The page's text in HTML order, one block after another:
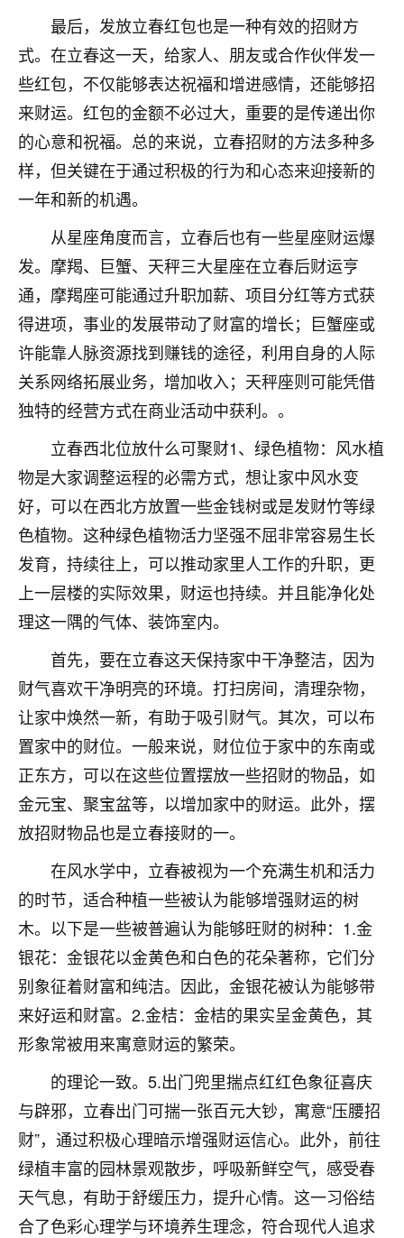
最后，发放立春红包也是一种有效的招财方
式。在立春这一天，给家人、朋友或合作伙伴发一
些红包，不仅能够表达祝福和增进感情，还能够招
来财运。红包的金额不必过大，重要的是传递出你
的心意和祝福。总的来说，立春招财的方法多种多
样，但关键在于通过积极的行为和心态来迎接新的
一年和新的机遇。
从星座角度而言，立春后也有一些星座财运爆
发。摩羯、巨蟹、天秤三大星座在立春后财运亨
通，摩羯座可能通过升职加薪、项目分红等方式获
得进项，事业的发展带动了财富的增长；巨蟹座或
许能靠人脉资源找到赚钱的途径，利用自身的人际
关系网络拓展业务，增加收入；天秤座则可能凭借
独特的经营方式在商业活动中获利。。
立春西北位放什么可聚财1、绿色植物：风水植
物是大家调整运程的必需方式，想让家中风水变
好，可以在西北方放置一些金钱树或是发财竹等绿
色植物。这种绿色植物活力坚强不屈非常容易生长
发育，持续往上，可以推动家里人工作的升职，更
上一层楼的实际效果，财运也持续。并且能净化处
理这一隅的气体、装饰室内。
首先，要在立春这天保持家中干净整洁，因为
财气喜欢干净明亮的环境。打扫房间，清理杂物，
让家中焕然一新，有助于吸引财气。其次，可以布
置家中的财位。一般来说，财位位于家中的东南或
正东方，可以在这些位置摆放一些招财的物品，如
金元宝、聚宝盆等，以增加家中的财运。此外，摆
放招财物品也是立春接财的一。
在风水学中，立春被视为一个充满生机和活力
的时节，适合种植一些被认为能够增强财运的树
木。以下是一些被普遍认为能够旺财的树种：1.金
银花：金银花以金黄色和白色的花朵著称，它们分
别象征着财富和纯洁。因此，金银花被认为能够带
来好运和财富。2.金桔：金桔的果实呈金黄色，其
形象常被用来寓意财运的繁荣。
的理论一致。5.出门兜里揣点红红色象征喜庆
与辟邪，立春出门可揣一张百元大钞，寓意“压腰招
财”，通过积极心理暗示增强财运信心。此外，前往
绿植丰富的园林景观散步，呼吸新鲜空气，感受春
天气息，有助于舒缓压力，提升心情。这一习俗结
合了色彩心理学与环境养生理念，符合现代人追求
的，把我们两口子愁的不行，朋友给我推荐的慧来老
师，一开始我是病急乱投医，这半年来，法事一个个
做完，我女儿跟变了个人一样，不期望她能考多好的
大学，只要能安安稳稳的把书读了，身体心理都健健
康康的我就很知足了！
鹿森：可怜天下父母心啊！
3小时前 来自河北
付深
我是公司人事调整，有升迁机会，但同时竞争的我们
三个，找老师的时候是抱着侥幸心理，没想到老师看
着我晋升有望，我半信半疑的按照老师建议，做了化
太岁还有一个发钱粮，本来年前的人事调整，拖到年
后，我以为都没戏了，结果开年一上班，开会提拔升
职第一个就是我，职务无所谓，主要是底薪加了
3000，非常开心，无论如何，感恩感谢！🙏🏻
12小时前 来自北京 32
心心相印
我身体不太好，总是病病殃殃的，去检查又没什么大
问题，反正就是不舒服。中医西医看遍了，找不到问
题，后来无意中看到有人推荐慧来老师，跟老师聊过
之后，心情豁然开朗，也听老师建议，处理了一些因
果问题。今年以来，身体比以前好多，主要是心情好
鹿森：是的，其实跟老师聊过之后，最大的感
触，首先就是心态会变好，万般皆是命，半点
不由人！
1天前 来自四川
金白水清
我也想找老师看看，有没有人给个联系方式的啊？
鹿森：慧来老师微信：gjsy0624
1天前 来自江西 12
青春168
我也想要，我也想要！
2天前 来自山西 15
Jessica李
老师做不做超度法事？我想给我奶奶做超度，她今年
刚去世了。
七零老顽童：我母亲前年离世，刚开始我经常
做梦梦见她，后来也是朋友介绍，找到慧来老
师，安排了超度法事，做梦再也没有梦到过
了，一开始是半信半疑的，图个心安，给亡母
超度，现在看来，人不信也不行。